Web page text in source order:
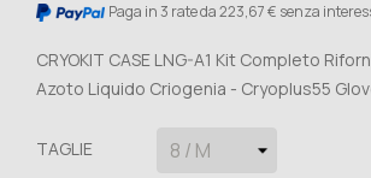
Paga in 3 rate da 223,67 € senza
CRYOKIT CASE LNG-A1 Kit Completo
Azoto Liquido Criogenia - Cryoplus55
TAGLIE